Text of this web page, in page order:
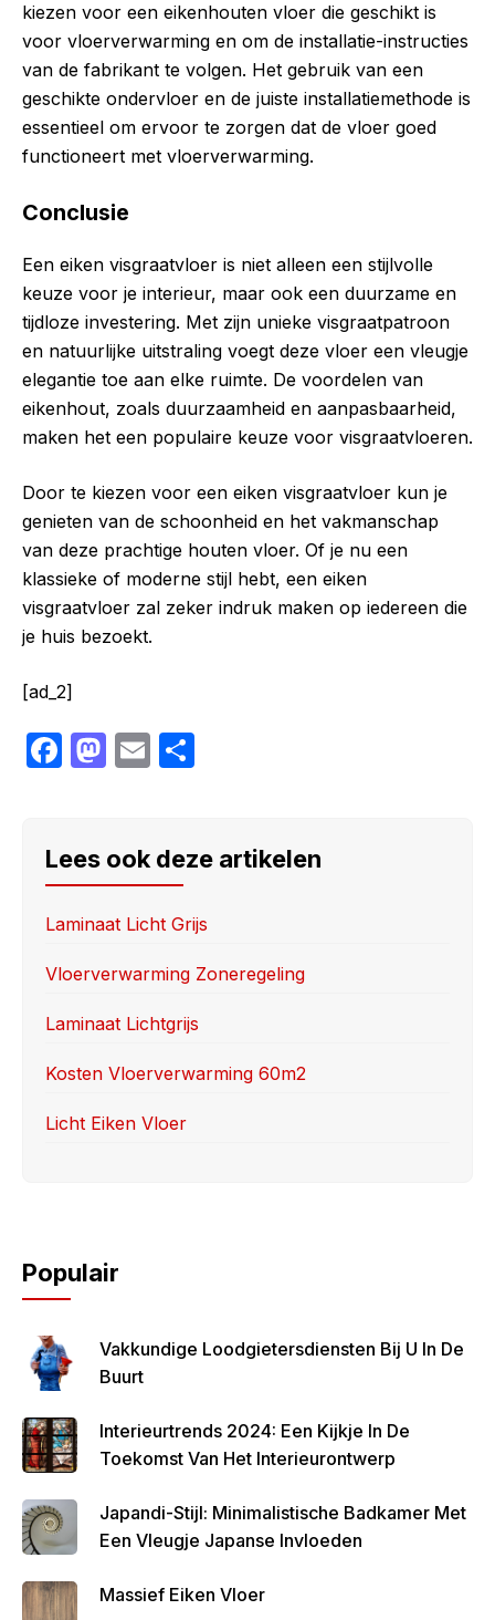
kiezen voor een eikenhouten vloer die geschikt is
voor vloerverwarming en om de installatie-instructies
van de fabrikant te volgen. Het gebruik van een
geschikte ondervloer en de juiste installatiemethode is
essentieel om ervoor te zorgen dat de vloer goed
functioneert met vloerverwarming.
Conclusie
Een eiken visgraatvloer is niet alleen een stijlvolle
keuze voor je interieur, maar ook een duurzame en
tijdloze investering. Met zijn unieke visgraatpatroon
en natuurlijke uitstraling voegt deze vloer een vleugje
elegantie toe aan elke ruimte. De voordelen van
eikenhout, zoals duurzaamheid en aanpasbaarheid,
maken het een populaire keuze voor visgraatvloeren.
Door te kiezen voor een eiken visgraatvloer kun je
genieten van de schoonheid en het vakmanschap
van deze prachtige houten vloer. Of je nu een
klassieke of moderne stijl hebt, een eiken
visgraatvloer zal zeker indruk maken op iedereen die
je huis bezoekt.
[ad_2]
F
e
b
o
o
M
o
d
o
n
E
e
Lees ook deze artikelen
Laminaat Licht Grijs
Vloerverwarming Zoneregeling
Laminaat Lichtgrijs
Kosten Vloerverwarming 60m2
Licht Eiken Vloer
Populair
Vakkundige Loodgietersdiensten Bij U In De
Buurt
Interieurtrends 2024: Een Kijkje In De
Toekomst Van Het Interieurontwerp
Japandi-Stijl: Minimalistische Badkamer Met
Een Vleugje Japanse Invloeden
Massief Eiken Vloer